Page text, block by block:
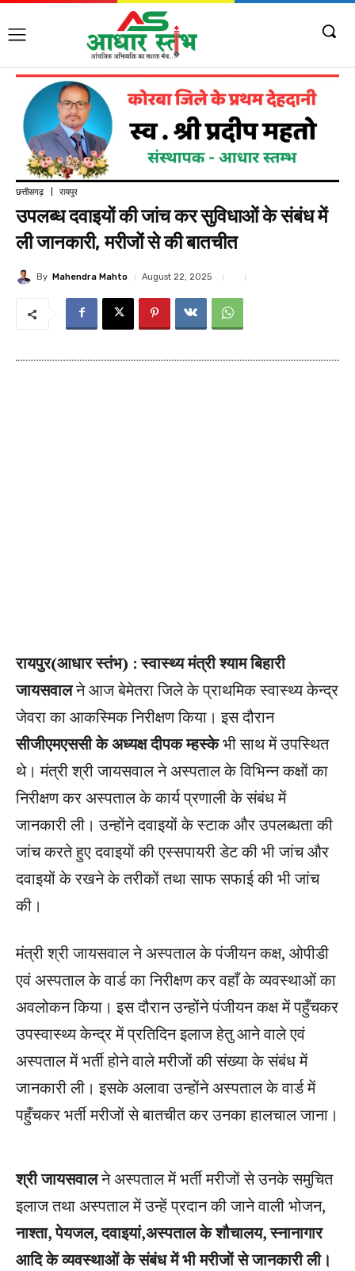
छत्तीसगढ़ रायपुर
उपलब्ध दवाइयों की जांच कर सुविधाओं के संबंध में
ली जानकारी, मरीजों से की बातचीत
By Mahendra Mahto August 22, 2025
रायपुर(आधार स्तंभ) : स्वास्थ्य मंत्री श्याम बिहारी
जायसवालने आज बेमेतरा जिले के प्राथमिक स्वास्थ्य केन्द्र
जेवरा का आकस्मिक निरीक्षण किया। इस दौरान
सीजीएमएससी के अध्यक्ष दीपक म्हस्केभी साथ में उपस्थित
थे। मंत्री श्री जायसवाल ने अस्पताल के विभिन्न कक्षों का
निरीक्षण कर अस्पताल के कार्य प्रणाली के संबंध में
जानकारी ली। उन्होंने दवाइयों के स्टाक और उपलब्धता की
जांच करते हुए दवाइयों की एस्सपायरी डेट की भी जांच और
दवाइयों के रखने के तरीकों तथा साफ सफाई की भी जांच
की।
मंत्री श्री जायसवाल ने अस्पताल के पंजीयन कक्ष, ओपीडी
एवं अस्पताल के वार्ड का निरीक्षण कर वहाँ के व्यवस्थाओं का
अवलोकन किया। इस दौरान उन्होंने पंजीयन कक्ष में पहुँचकर
उपस्वास्थ्य केन्द्र में प्रतिदिन इलाज हेतु आने वाले एवं
अस्पताल में भर्ती होने वाले मरीजों की संख्या के संबंध में
जानकारी ली। इसके अलावा उन्होंने अस्पताल के वार्ड में
पहुँचकर भर्ती मरीजों से बातचीत कर उनका हालचाल जाना।
श्री जायसवालने अस्पताल में भर्ती मरीजों से उनके समुचित
इलाज तथा अस्पताल में उन्हें प्रदान की जाने वाली भोजन,
नाश्ता, पेयजल, दवाइयां,अस्पताल के शौचालय, स्नानागार
आदि के व्यवस्थाओं के संबंध में भी मरीजों से जानकारी ली।